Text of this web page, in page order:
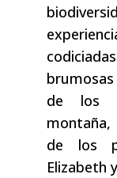
de los
montaña,
de los
Elizabeth